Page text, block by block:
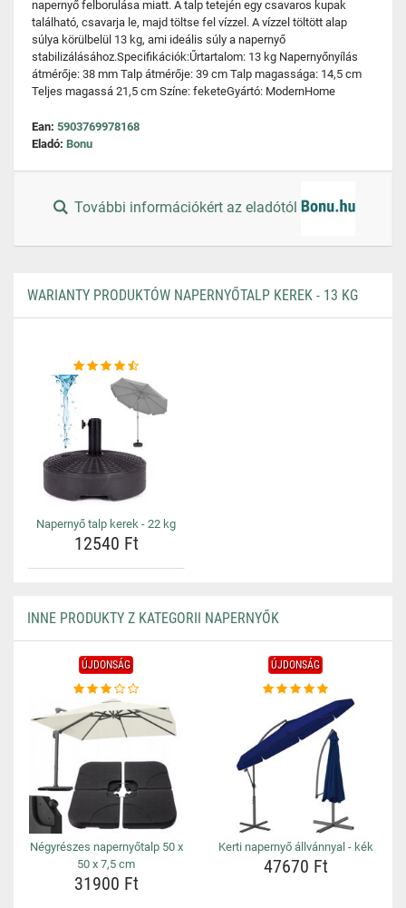
napernyő felborulása miatt. A talp tetején egy csavaros kupak
található, csavarja le, majd töltse fel vízzel. A vízzel töltött alap
súlya körülbelül 13 kg, ami ideális súly a napernyő
stabilizálásához.Specifikációk:Űrtartalom: 13 kg Napernyőnyílás
átmérője: 38 mm Talp átmérője: 39 cm Talp magassága: 14,5 cm
Teljes magassá 21,5 cm Színe: feketeGyártó: ModernHome
Ean: 5903769978168
Eladó: Bonu
További információkért az eladótól
WARIANTY PRODUKTÓW NAPERNYŐTALP KEREK - 13 KG
Napernyő talp kerek - 22 kg
12540 Ft
INNE PRODUKTY Z KATEGORII NAPERNYŐK
ÚJDONSÁG
Négyrészes napernyőtalp 50 x
50 x 7,5 cm
31900 Ft
ÚJDONSÁG
Kerti napernyő állvánnyal - kék
47670 Ft